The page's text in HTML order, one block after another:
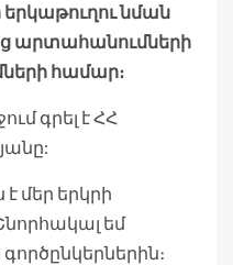
նման
արտահանումների
համար։
գրել է ՀՀ
մեր երկրի
եմ